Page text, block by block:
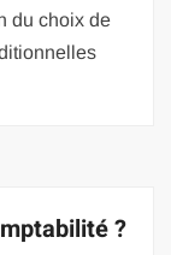
du choix de
?